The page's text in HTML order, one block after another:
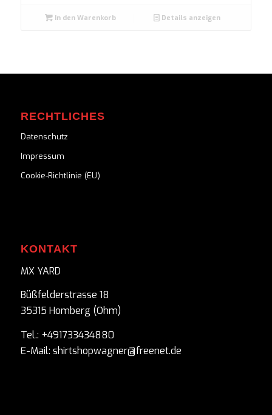
In den Warenkorb Details anzeigen
RECHTLICHES
Datenschutz
Impressum
Cookie-Richtlinie (EU)
KONTAKT
MX YARD
Büßfelderstrasse 18
35315 Homberg (Ohm)
Tel.: +491733434880
E-Mail: shirtshopwagner@freenet.de